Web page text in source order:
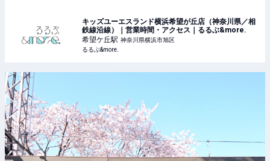
キッズユーエスランド横浜希望が丘店（神奈川県／相
鉄線沿線）｜営業時間・アクセス｜るるぶ&more.
希望ケ丘駅 神奈川県横浜市旭区
るるぶ&more.